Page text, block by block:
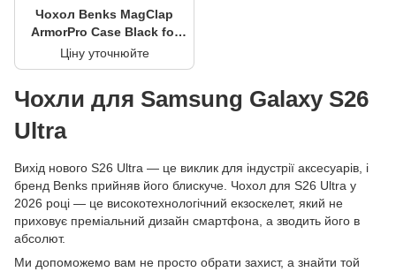
Чохол Benks MagClap
ArmorPro Case Black for
Samsung S948 Galaxy S26
Ultra
Ціну уточнюйте
Чохли для Samsung Galaxy S26
Ultra
Вихід нового S26 Ultra — це виклик для індустрії аксесуарів, і
бренд Benks прийняв його блискуче. Чохол для S26 Ultra у
2026 році — це високотехнологічний екзоскелет, який не
приховує преміальний дизайн смартфона, а зводить його в
абсолют.
Ми допоможемо вам не просто обрати захист, а знайти той